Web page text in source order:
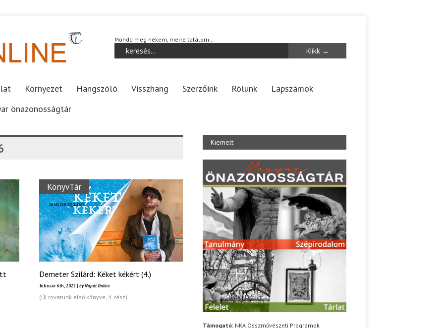
Mondd meg nékem, merre találom…
Környezet Hangszóló Visszhang Szerzőink Rólunk
Lapszámok
önazonosságtár
KönyvTár
Demeter Szilárd: Kéket kékért (4.)
február 6th, 2022 | by Napút Online
(Új rovatunk első könyve, 4. rész)
Kiemelt
Támogató: NKA Összművészeti Programok